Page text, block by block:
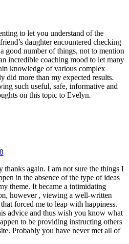
to let you understand of the
daughter encountered checking
good number of things, not to mention
incredible coaching mood to let many
knowledge of various complex
did more than my expected results.
such useful, safe, informative and
on this topic to Evelyn.
thanks again. I am not sure the things I
in the absence of the type of ideas
theme. It became a intimidating
however , viewing a well-written
forced me to leap with happiness.
advice and thus wish you know what
to be providing instructing others
Probably you have never met all of